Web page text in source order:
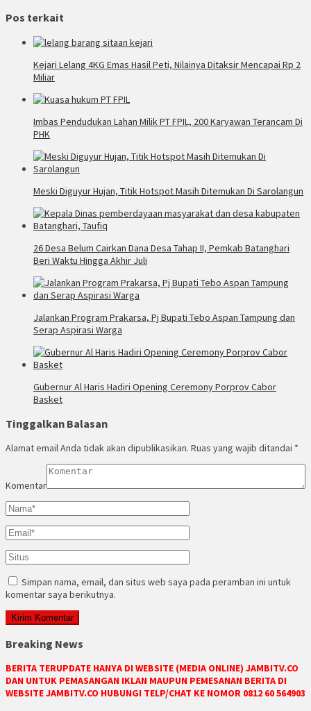
Pos terkait
Kejari Lelang 4KG Emas Hasil Peti, Nilainya Ditaksir Mencapai Rp 2
Miliar
Imbas Pendudukan Lahan Milik PT FPIL, 200 Karyawan Terancam Di
PHK
Meski Diguyur Hujan, Titik Hotspot Masih Ditemukan Di Sarolangun
26 Desa Belum Cairkan Dana Desa Tahap II, Pemkab Batanghari
Beri Waktu Hingga Akhir Juli
Jalankan Program Prakarsa, Pj Bupati Tebo Aspan Tampung dan
Serap Aspirasi Warga
Gubernur Al Haris Hadiri Opening Ceremony Porprov Cabor
Basket
Tinggalkan Balasan
Alamat email Anda tidak akan dipublikasikan. Ruas yang wajib ditandai *
Komentar
Simpan nama, email, dan situs web saya pada peramban ini untuk
komentar saya berikutnya.
Breaking News
BERITA TERUPDATE HANYA DI WEBSITE (MEDIA ONLINE) JAMBITV.CO
DAN UNTUK PEMASANGAN IKLAN MAUPUN PEMESANAN BERITA DI
WEBSITE JAMBITV.CO HUBUNGI TELP/CHAT KE NOMOR 0812 60 564903